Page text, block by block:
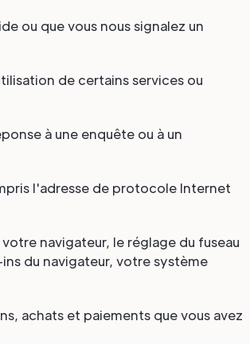
ou que vous nous signalez un
de certains services ou
à une enquête ou à un
l'adresse de protocole Internet
navigateur, le réglage du fuseau
du navigateur, votre système
achats et paiements que vous avez